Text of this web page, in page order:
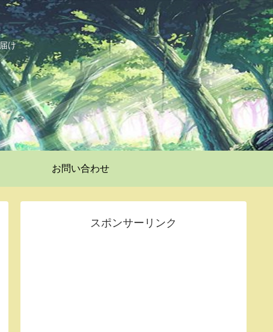
け
お問い合わせ
スポンサーリンク